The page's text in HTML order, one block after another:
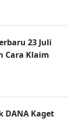
23 Juli
Cara Klaim
DANA Kaget